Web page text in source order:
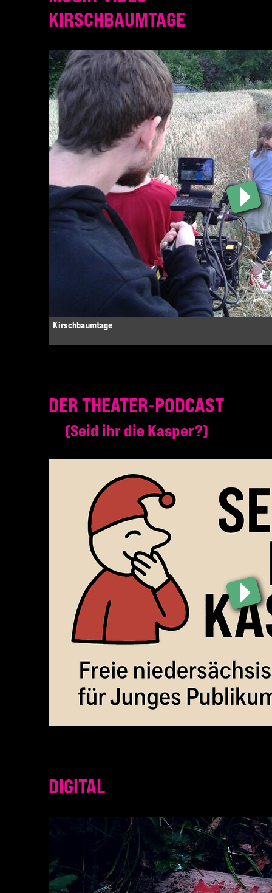
KIRSCHBAUMTAGE
Kirschbaumtage
DER THEATER-PODCAST
Seid ihr die Kasper?
DIGITAL